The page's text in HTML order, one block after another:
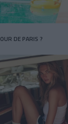
DE PARIS ?